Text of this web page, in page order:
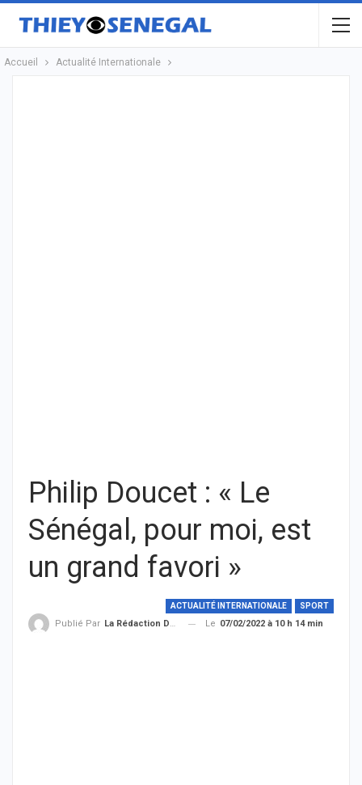
Accueil Actualité Internationale
Philip Doucet : « Le
Sénégal, pour moi, est
un grand favori »
ACTUALITÉ INTERNATIONALE SPORT
Publié Par La Rédaction De THIEYSENEGAL.com Le 07/02/2022 à 10 h 14 min